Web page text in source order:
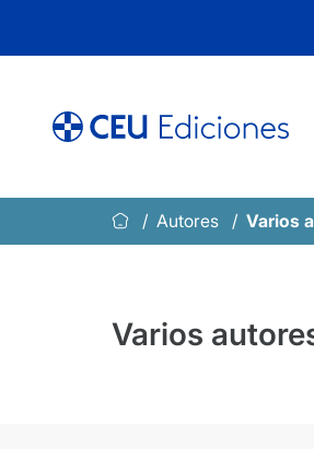
Autores Varios
Varios